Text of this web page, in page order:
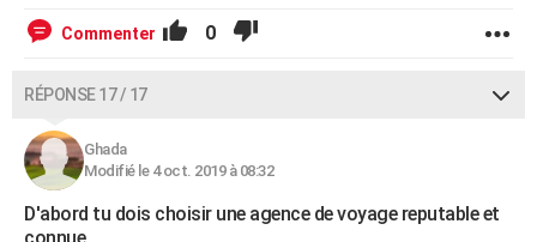
Commenter 0
RÉPONSE 17 / 17
Ghada
Modifié le 4 oct. 2019 à 08:32
D'abord tu dois choisir une agence de voyage reputable et